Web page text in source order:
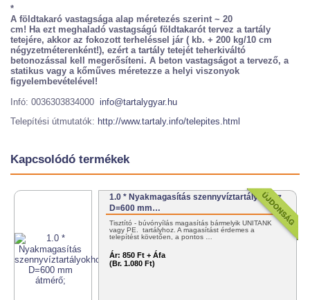
*
A földtakaró vastagsága alap méretezés szerint ~ 20
cm! Ha ezt meghaladó vastagságú földtakarót tervez a tartály
tetejére, akkor az fokozott terheléssel jár ( kb. + 200 kg/10 cm
négyzetméterenként!), ezért a tartály tetejét teherkiváltó
betonozással kell megerősíteni. A beton vastagságot a tervező, a
statikus vagy a kőműves méretezze a helyi viszonyok
figyelembevételével!
Infó: 0036303834000 info@tartalygyar.hu
Telepítési útmutatók: http://www.tartaly.info/telepites.html
Kapcsolódó termékek
1.0 * Nyakmagasítás szennyvíztartályokhoz
D=600 mm…
Tisztító - búvónyílás magasítás bármelyik UNITANK
vagy PE. tartályhoz. A magasítást érdemes a
telepítést követően, a pontos …
Ár: 850 Ft + Áfa
(Br. 1.080 Ft)